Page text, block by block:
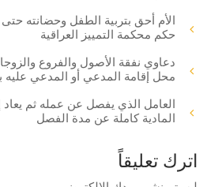
الأم أحق بتربية الطفل وحضانته
حكم محكمة التمييز العراقية
دعاوي نفقة الأصول والفروع
محل إقامة المدعي أو المدعي عليه
العامل الذي يفصل عن عمله ثم
المادية كاملة عن مدة الفصل
اترك تعليقاً